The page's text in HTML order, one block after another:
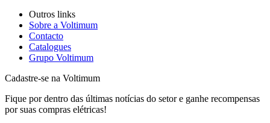
Outros links
Sobre a Voltimum
Contacto
Catalogues
Grupo Voltimum
Cadastre-se na Voltimum
Fique por dentro das últimas notícias do setor e ganhe recompensas
por suas compras elétricas!